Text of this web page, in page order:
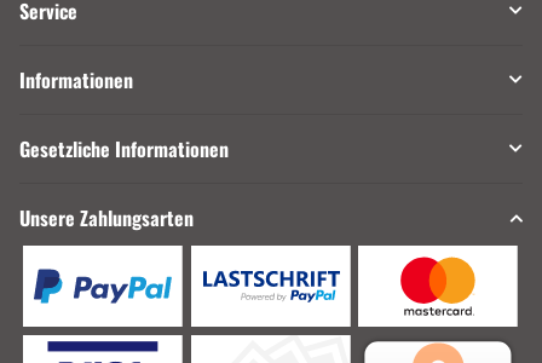
Service
Informationen
Gesetzliche Informationen
Unsere Zahlungsarten